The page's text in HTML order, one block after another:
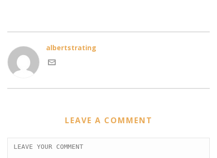
albertstrating
LEAVE A COMMENT